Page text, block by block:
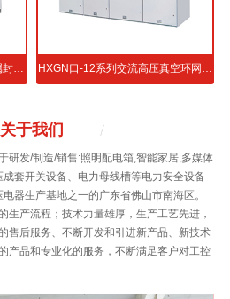
XGN15-12/24系列交流高压金属封闭环网开关设备 HXGN口-12系列交流高压真空环网开关设备
关于我们
研发/制造/销售:照明配电箱,智能家居,多媒体
套开关设备、电力母线槽等电力安全设备
器生产基地之一的广东省佛山市南海区。
生产流程；技术力量雄厚，生产工艺先进，
售后服务、不断开发和引进新产品、新技术
产品和专业化的服务，不断满足客户对工控